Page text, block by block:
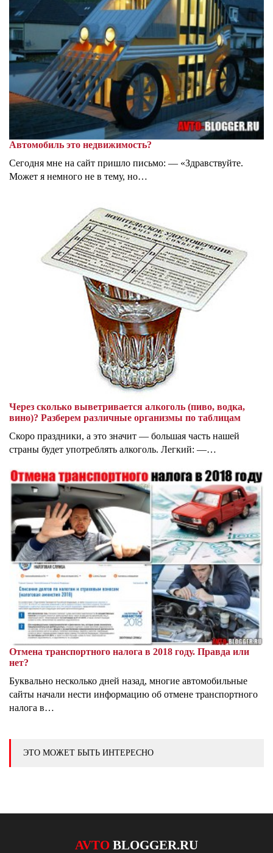
Автомобиль это недвижимость?
Сегодня мне на сайт пришло письмо: — «Здравствуйте.
Может я немного не в тему, но…
Через сколько выветривается алкоголь (пиво, водка,
вино)? Разберем различные организмы по таблицам
Скоро праздники, а это значит — большая часть нашей
страны будет употреблять алкоголь. Легкий: —…
Отмена транспортного налога в 2018 году. Правда или
нет?
Буквально несколько дней назад, многие автомобильные
сайты начали нести информацию об отмене транспортного
налога в…
ЭТО МОЖЕТ БЫТЬ ИНТЕРЕСНО
AVTO BLOGGER.RU